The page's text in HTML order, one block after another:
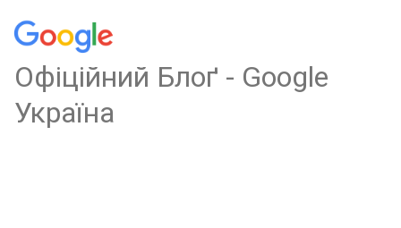
Oфіційний Блоґ - Google
Україна